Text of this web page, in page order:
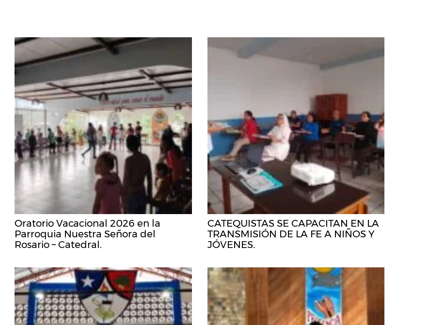
Oratorio Vacacional 2026 en la
Parroquia Nuestra Señora del
Rosario – Catedral.
CATEQUISTAS SE CAPACITAN EN LA
TRANSMISIÓN DE LA FE A NIÑOS Y
JÓVENES.